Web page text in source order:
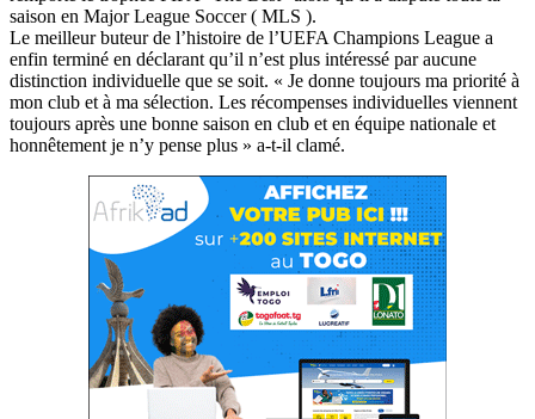
saison en Major League Soccer ( MLS ).
Le meilleur buteur de l’histoire de l’UEFA Champions League a
enfin terminé en déclarant qu’il n’est plus intéressé par aucune
distinction individuelle que se soit. « Je donne toujours ma priorité à
mon club et à ma sélection. Les récompenses individuelles viennent
toujours après une bonne saison en club et en équipe nationale et
honnêtement je n’y pense plus » a-t-il clamé.